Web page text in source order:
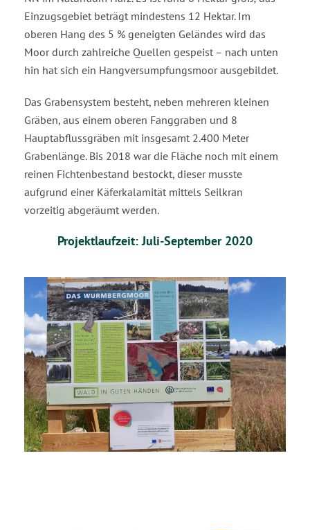
Einzugsgebiet beträgt mindestens 12 Hektar. Im
oberen Hang des 5 % geneigten Geländes wird das
Moor durch zahlreiche Quellen gespeist – nach unten
hin hat sich ein Hangversumpfungsmoor ausgebildet.
Das Grabensystem besteht, neben mehreren kleinen
Gräben, aus einem oberen Fanggraben und 8
Hauptabflussgräben mit insgesamt 2.400 Meter
Grabenlänge. Bis 2018 war die Fläche noch mit einem
reinen Fichtenbestand bestockt, dieser musste
aufgrund einer Käferkalamität mittels Seilkran
vorzeitig abgeräumt werden.
Projektlaufzeit: Juli-September 2020